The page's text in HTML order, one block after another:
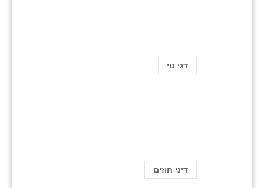
דגי נוי
דיני חוזים